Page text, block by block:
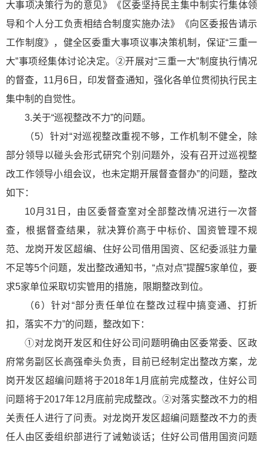
大事项决策行为的意见》《区委坚持民主集中制实行集体领
导和个人分工负责相结合制度实施办法》《向区委报告请示
工作制度》，健全区委重大事项议事决策机制，保证“三重一
大”事项经集体讨论决定。②开展对“三重一大”制度执行情况
的督查，11月6日，印发督查通知，强化各单位贯彻执行民主
集中制的自觉性。
3.关于“巡视整改不力”的问题。
（5）针对“对巡视整改重视不够，工作机制不健全，除
部分领导以碰头会形式研究个别问题外，没有召开过巡视整
改工作领导小组会议，也未定期开展督查督办”的问题，整改
如下：
10月31日，由区委督查室对全部整改情况进行一次督
查，根据督查结果，就决算价高于中标价、国资管理不规
范、龙岗开发区超编、住好公司借用国资、区纪委派驻力量
不足等5个问题，发出整改通知书，“点对点”提醒5家单位，要
求5家单位采取切实管用的措施，限期整改到位。
（6）针对“部分责任单位在整改过程中搞变通、打折
扣，落实不力”的问题，整改如下：
①对龙岗开发区和住好公司问题明确由区委常委、区政
府常务副区长高强牵头负责，目前已经制定出整改方案，龙
岗开发区超编问题将于2018年1月底前完成整改，住好公司
问题将于2017年12月底前完成整改。②对落实整改不力的相
关责任人进行了问责。对龙岗开发区超编问题整改不力的责
任人由区委组织部进行了诫勉谈话；住好公司借用国资问题